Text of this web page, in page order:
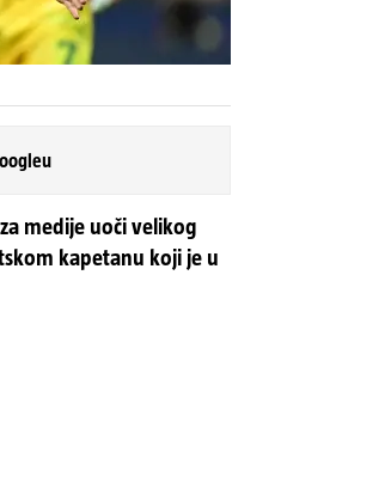
medije uoči velikog
kapetanu koji je u